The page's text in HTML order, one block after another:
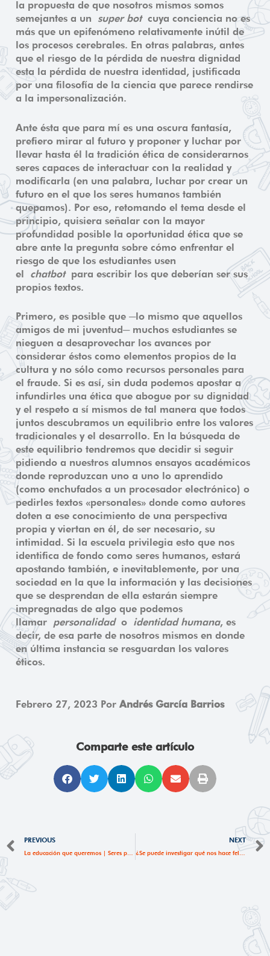
la propuesta de que nosotros mismos somos
semejantes a un super botcuya conciencia no es
más que un epifenómeno relativamente inútil de
los procesos cerebrales. En otras palabras, antes
que el riesgo de la pérdida de nuestra dignidad
esta la pérdida de nuestra identidad, justificada
por una filosofía de la ciencia que parece rendirse
a la impersonalización.
Ante ésta que para mí es una oscura fantasía,
prefiero mirar al futuro y proponer y luchar por
llevar hasta él la tradición ética de considerarnos
seres capaces de interactuar con la realidad y
modificarla (en una palabra, luchar por crear un
futuro en el que los seres humanos también
quepamos). Por eso, retomando el tema desde el
principio, quisiera señalar con la mayor
profundidad posible la oportunidad ética que se
abre ante la pregunta sobre cómo enfrentar el
riesgo de que los estudiantes usen
el chatbotpara escribir los que deberían ser sus
propios textos.
Primero, es posible que ─lo mismo que aquellos
amigos de mi juventud─ muchos estudiantes se
nieguen a desaprovechar los avances por
considerar éstos como elementos propios de la
cultura y no sólo como recursos personales para
el fraude. Si es así, sin duda podemos apostar a
infundirles una ética que abogue por su dignidad
y el respeto a sí mismos de tal manera que todos
juntos descubramos un equilibrio entre los valores
tradicionales y el desarrollo. En la búsqueda de
este equilibrio tendremos que decidir si seguir
pidiendo a nuestros alumnos ensayos académicos
donde reproduzcan uno a uno lo aprendido
(como enchufados a un procesador electrónico) o
pedirles textos «personales» donde como autores
doten a ese conocimiento de una perspectiva
propia y viertan en él, de ser necesario, su
intimidad. Si la escuela privilegia esto que nos
identifica de fondo como seres humanos, estará
apostando también, e inevitablemente, por una
sociedad en la que la información y las decisiones
que se desprendan de ella estarán siempre
impregnadas de algo que podemos
llamar personalidado identidad humana, es
decir, de esa parte de nosotros mismos en donde
en última instancia se resguardan los valores
éticos.
Febrero 27, 2023 Por Andrés García Barrios
Comparte este artículo
Ant
PREVIOUS NEXT
¿Se puede investigar qué nos hace felices?